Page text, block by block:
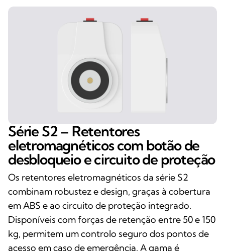
Série S2 – Retentores
eletromagnéticos com botão de
desbloqueio e circuito de proteção
Os retentores eletromagnéticos da série S2
combinam robustez e design, graças à cobertura
em ABS e ao circuito de proteção integrado.
Disponíveis com forças de retenção entre 50 e 150
kg, permitem um controlo seguro dos pontos de
acesso em caso de emergência. A gama é